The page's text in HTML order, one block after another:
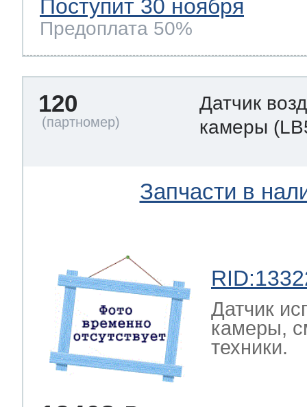
Поступит 30 ноября
Предоплата 50%
120
Датчик
камеры
Запчасти в
Датчик
камеры,
техники.